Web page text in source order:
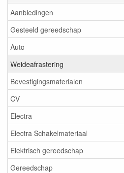
Aanbiedingen
Gesteeld gereedschap
Auto
Weideafrastering
Bevestigingsmaterialen
CV
Electra
Electra Schakelmateriaal
Elektrisch gereedschap
Gereedschap